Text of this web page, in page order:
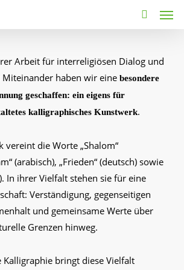
search
Arbeit für interreligiösen Dialog und
haben wir einebesondere
geschaffen: ein eigens für
kalligraphisches Kunstwerk.
vereint die Worte „Shalom“
(arabisch), „Frieden“ (deutsch) sowie
In ihrer Vielfalt stehen sie für eine
Verständigung, gegenseitigen
und gemeinsame Werte über
Grenzen hinweg.
Kalligraphie bringt diese Vielfalt